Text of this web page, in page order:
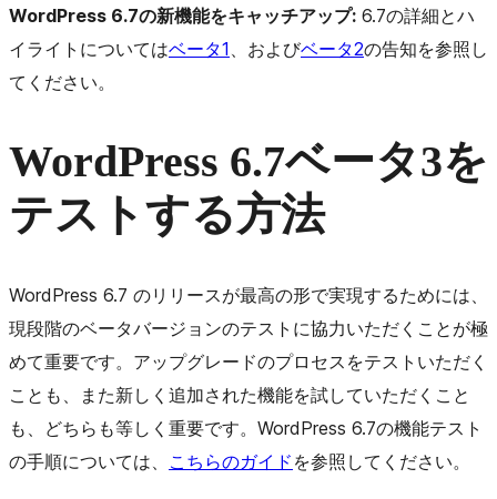
WordPress 6.7の新機能をキャッチアップ: 6.7の詳細とハ
イライトについてはベータ1 、およびベータ2の告知を参照し
てください。
WordPress 6.7ベータ3を
テストする方法
WordPress 6.7 のリリースが最高の形で実現するためには、
現段階のベータバージョンのテストに協力いただくことが極
めて重要です。アップグレードのプロセスをテストいただく
ことも、また新しく追加された機能を試していただくこと
も、どちらも等しく重要です。WordPress 6.7の機能テスト
の手順については、 こちらのガイド を参照してください。